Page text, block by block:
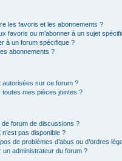
les favoris et les abonnements ?
favoris ou m’abonner à un sujet
à un forum spécifique ?
abonnements ?
autorisées sur ce forum ?
mes pièces jointes ?
forum de discussions ?
pas disponible ?
de problèmes d’abus ou d’ordres
administrateur du forum ?